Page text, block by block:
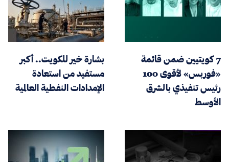
7 كويتيين ضمن قائمة
«فوربس» لأقوى 100
رئيس تنفيذي بالشرق
الأوسط
بشارة خير للكويت.. أكبر
مستفيد من استعادة
الإمدادات النفطية العالمية